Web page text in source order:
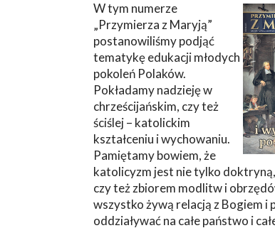
W tym numerze
„Przymierza z Maryją”
postanowiliśmy podjąć
tematykę edukacji młodych
pokoleń Polaków.
Pokładamy nadzieję w
chrześcijańskim, czy też
ściślej – katolickim
kształceniu i wychowaniu.
Pamiętamy bowiem, że
katolicyzm jest nie tylko
czy też zbiorem modlitw i
wszystko żywą relacją z Bogiem i
oddziaływać na całe państwo i